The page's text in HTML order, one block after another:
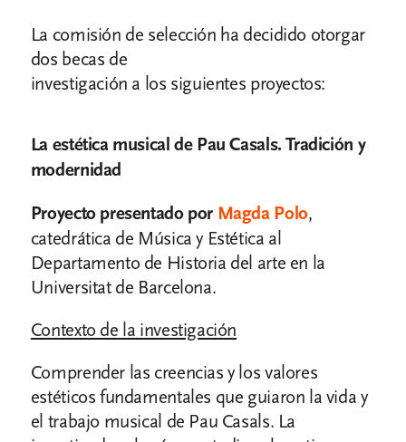
La comisión de selección ha decidido otorgar
dos becas de
investigación a los siguientes proyectos:
La estética musical de Pau Casals. Tradición y
modernidad
Proyecto presentado por Magda Polo,
catedrática de Música y Estética al
Departamento de Historia del arte en la
Universitat de Barcelona.
Contexto de la investigación
Comprender las creencias y los valores
estéticos fundamentales que guiaron la vida y
el trabajo musical de Pau Casals. La